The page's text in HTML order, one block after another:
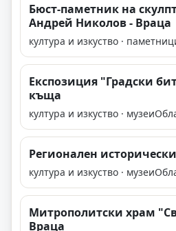
Бюст-паметник на
Андрей Николов - Враца
култура и изкуство ·
Експозиция "Градски
къща
култура и изкуство · музеи
Регионален
култура и изкуство · музеи
Митрополитски храм
Враца